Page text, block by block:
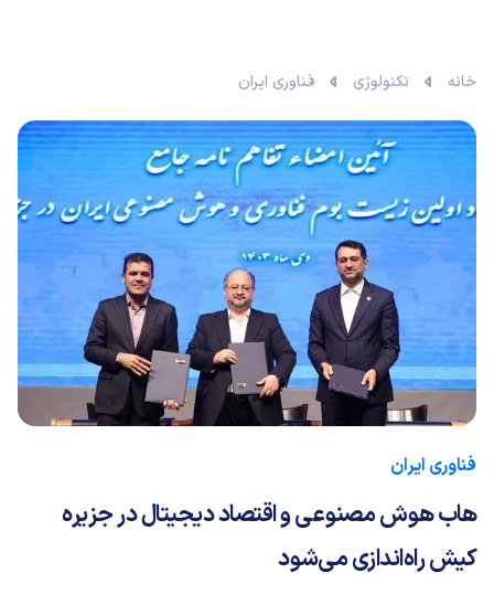
خانه تکنولوژی فناوری ایران
فناوری ایران
هاب هوش‌ مصنوعی و اقتصاد دیجیتال در جزیره
کیش راه‌اندازی می‌شود